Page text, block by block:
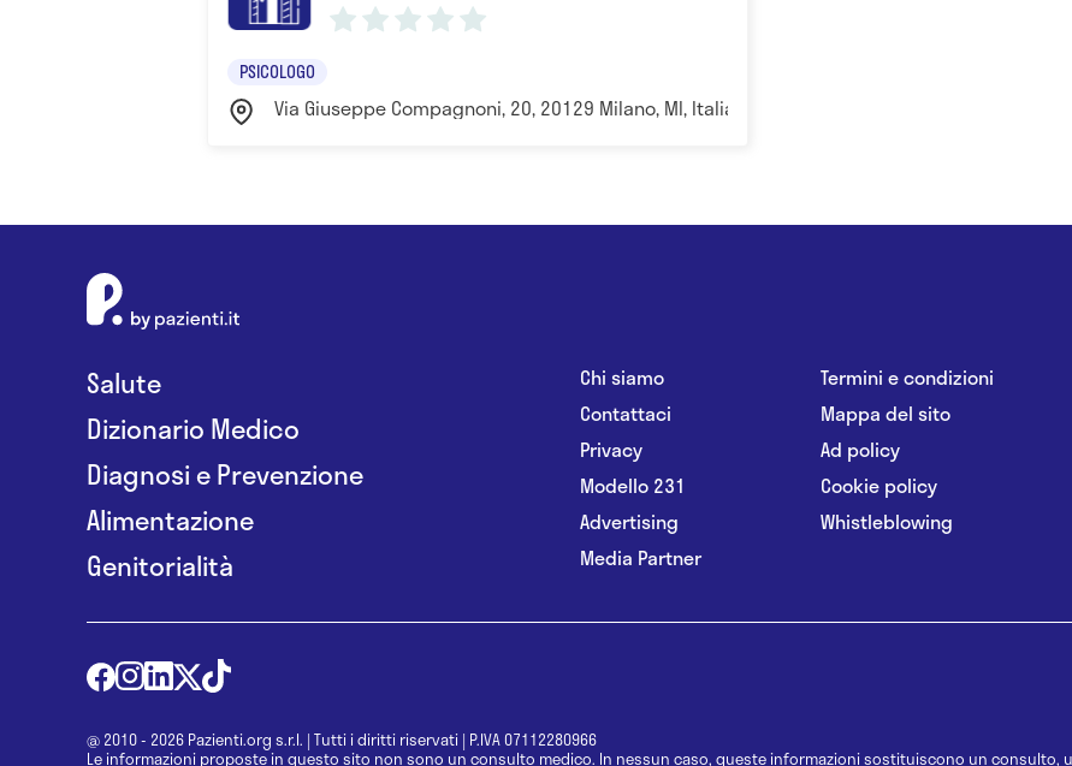
PSICOLOGO
Via Giuseppe Compagnoni, 20, 20129 Milano, MI, Italia Milano
Salute
Dizionario Medico
Diagnosi e Prevenzione
Alimentazione
Genitorialità
Chi siamo
Contattaci
Privacy
Modello 231
Advertising
Media Partner
Termini e condizioni
Mappa del sito
Ad policy
Cookie policy
Whistleblowing
@ 2010 - 2026 Pazienti.org s.r.l. | Tutti i diritti riservati | P.IVA 07112280966
Le informazioni proposte in questo sito non sono un consulto medico. In nessun caso, queste informazioni sostituiscono un consulto,